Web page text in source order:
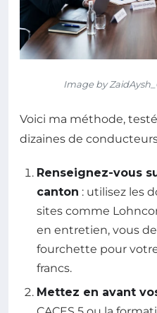
Image by
Voici ma méthode,
dizaines de
Renseignez-vous
canton : utilisez les
sites comme
en entretien, vous
fourchette pour
francs.
Mettez en avant